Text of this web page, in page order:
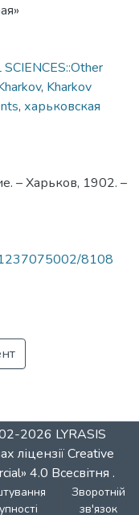
, Kharkov
, харьковская
– Харьков, 1902. –
1237075002/8108
2026 LYRASIS
ліцензіїCreative
4.0 Всесвітня .
Зворотній
зв'язок